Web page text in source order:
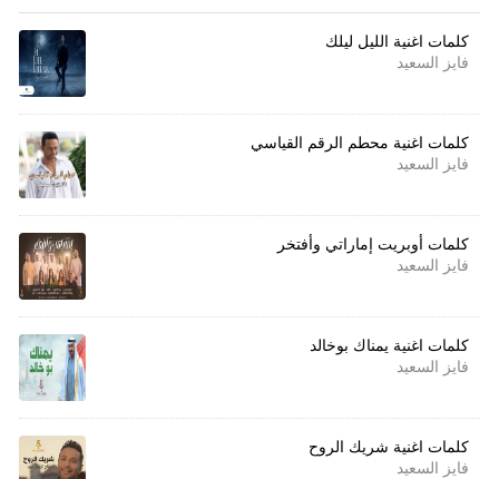
كلمات اغنية الليل ليلك
فايز السعيد
كلمات اغنية محطم الرقم القياسي
فايز السعيد
كلمات أوبريت إماراتي وأفتخر
فايز السعيد
كلمات اغنية يمناك بوخالد
فايز السعيد
كلمات اغنية شريك الروح
فايز السعيد